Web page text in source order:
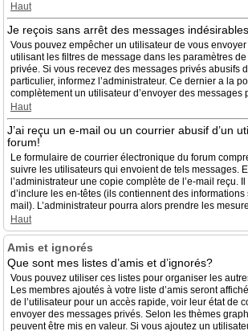
Haut
Je reçois sans arrêt des messages
Vous pouvez empêcher un utilisateur de vous
utilisant les filtres de message dans les paramètres
privée. Si vous recevez des messages privés abusifs
particulier, informez l’administrateur. Ce dernier a la
complètement un utilisateur d’envoyer des messages
Haut
J’ai reçu un e-mail ou un courrier abusif d’un
forum!
Le formulaire de courrier électronique du forum
suivre les utilisateurs qui envoient de tels messages.
l’administrateur une copie complète de l’e-mail reçu.
d’inclure les en-têtes (ils contiennent des informations
mail). L’administrateur pourra alors prendre les
Haut
Amis et ignorés
Que sont mes listes d’amis et d’ignorés?
Vous pouvez utiliser ces listes pour organiser les
Les membres ajoutés à votre liste d’amis seront
de l’utilisateur pour un accès rapide, voir leur état de
envoyer des messages privés. Selon les thèmes
peuvent être mis en valeur. Si vous ajoutez un